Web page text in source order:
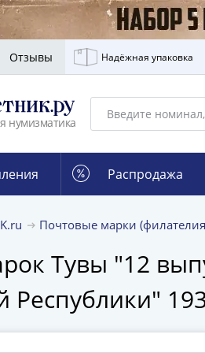
Отзывы Надёжная упаковка
нумизматика
Распродажа
Почтовые марки
Тувы "12
Республики"